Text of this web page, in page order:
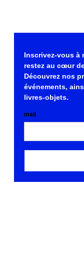
Inscrivez-vous à
restez au cœur
Découvrez nos
événements,
livres-objets.
mail